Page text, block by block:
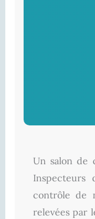
Un salon de
Inspecteurs
contrôle de
relevées par